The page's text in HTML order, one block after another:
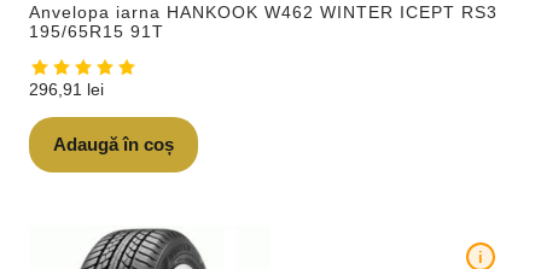
Anvelopa iarna HANKOOK W462 WINTER ICEPT RS3
195/65R15 91T
296,91 lei
Adaugă în coș
i